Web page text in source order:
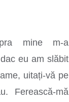
mine m-a
eu am slăbit
uitați-vă pe
Ferească-mă